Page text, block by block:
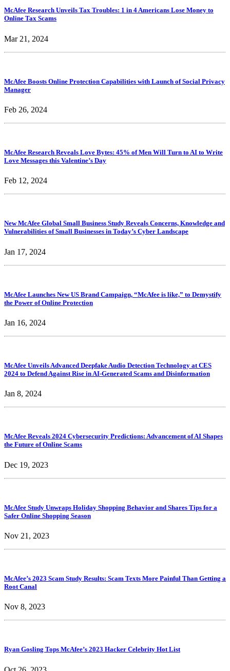
McAfee Research Unveils Tax Troubles: 1 in 4 Americans Lose Money to
Online Tax Scams
Mar 21, 2024
McAfee Boosts Online Protection Capabilities with Launch of Social Privacy
Manager
Feb 26, 2024
McAfee Research Reveals Love Bytes: 45% of Men Will Turn to AI to Write
Love Messages this Valentine’s Day
Feb 12, 2024
New McAfee Global Small Business Study Reveals Concerns, Knowledge and
Vulnerabilities of Small Businesses in Today’s Cyber Landscape
Jan 17, 2024
McAfee Launches New US Brand Campaign, “McAfee is like,” to Demystify
the Power of Online Protection
Jan 16, 2024
McAfee Unveils Advanced Deepfake Audio Detection Technology at CES
2024 to Defend Against Rise in AI-Generated Scams and Disinformation
Jan 8, 2024
McAfee Reveals 2024 Cybersecurity Predictions: Advancement of AI Shapes
the Future of Online Scams
Dec 19, 2023
McAfee Study Unwraps Holiday Shopping Behavior and Shares Tips for a
Safer Online Shopping Season
Nov 21, 2023
McAfee’s 2023 Scam Study Results: Scam Texts More Painful Than Getting a
Root Canal
Nov 8, 2023
Ryan Gosling Tops McAfee’s 2023 Hacker Celebrity Hot List